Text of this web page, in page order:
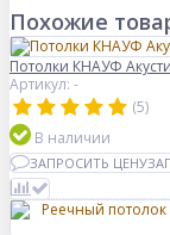
Похожие
Потолки КНАУФ
Артикул: -
(5)
В наличии
ЗАПРОСИТЬ ЦЕНУ